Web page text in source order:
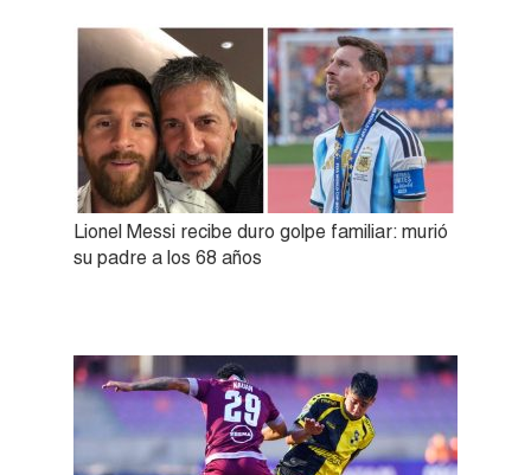
Lionel Messi recibe duro golpe familiar: murió
su padre a los 68 años